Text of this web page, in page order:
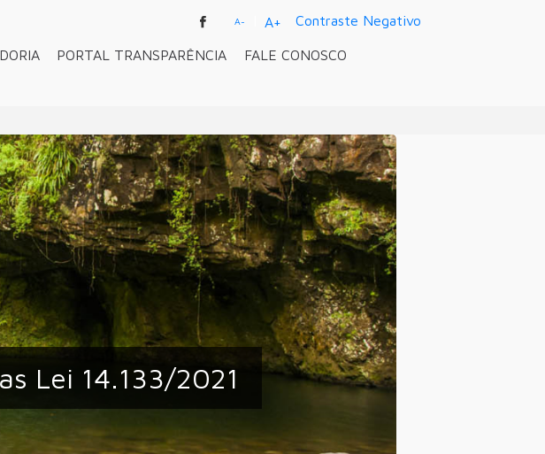
PORTAL TRANSPARÊNCIA FALE CONOSCO
A- A+ Contraste Negativo
Lei 14.133/2021